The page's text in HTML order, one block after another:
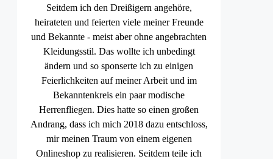
Seitdem ich den Dreißigern angehöre,
heirateten und feierten viele meiner Freunde
und Bekannte - meist aber ohne angebrachten
Kleidungsstil. Das wollte ich unbedingt
ändern und so sponserte ich zu einigen
Feierlichkeiten auf meiner Arbeit und im
Bekanntenkreis ein paar modische
Herrenfliegen. Dies hatte so einen großen
Andrang, dass ich mich 2018 dazu entschloss,
mir meinen Traum von einem eigenen
Onlineshop zu realisieren. Seitdem teile ich